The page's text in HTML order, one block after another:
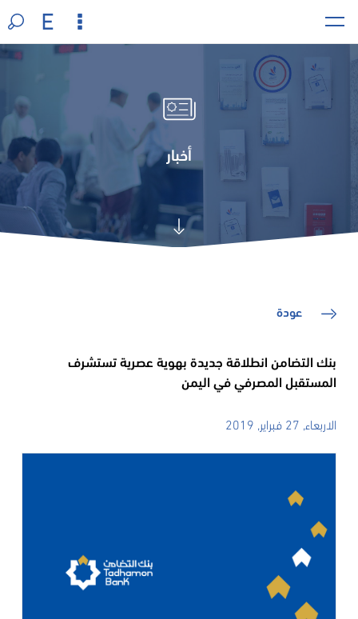
أخبار
عودة
بنك التضامن انطلاقة جديدة بهوية عصرية تستشرف
المستقبل المصرفي في اليمن
الاربعاء, 27 فبراير, 2019